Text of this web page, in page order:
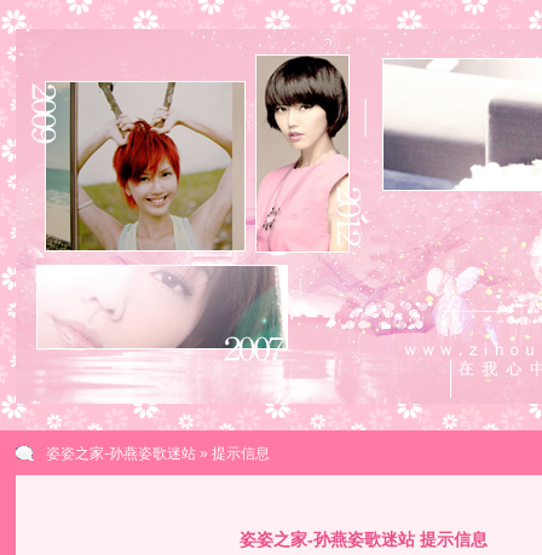
姿姿之家-孙燕姿歌迷站» 提示信息
姿姿之家-孙燕姿歌迷站 提示信息